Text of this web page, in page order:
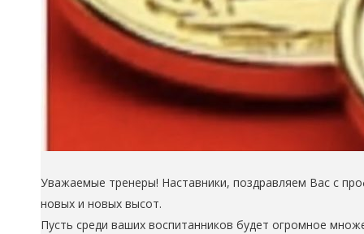
Уважаемые тренеры! Наставники, поздравляем Вас с
новых и новых высот.
Пусть среди ваших воспитанников будет огромное